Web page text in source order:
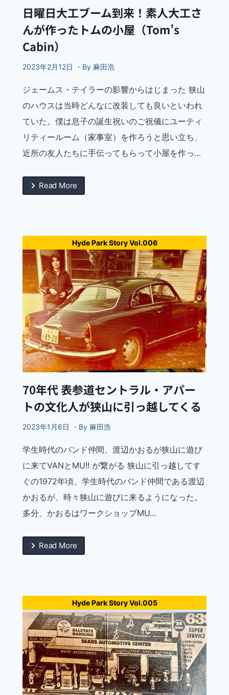
日曜日大工ブーム到来！素人大工さ
んが作ったトムの小屋（Tom’s
Cabin）
2023年2月12日 ・By 麻田浩
ジェームス・テイラーの影響からはじまった 狭山
のハウスは当時どんなに改装しても良いといわれ
ていた。僕は息子の誕生祝いのご祝儀にユーティ
リティールーム（家事室）を作ろうと思い立ち、
近所の友人たちに手伝ってもらって小屋を作っ…
Read More
Hyde Park Story Vol.006
70年代 表参道セントラル・アパー
トの文化人が狭山に引っ越してくる
2023年1月6日 ・By 麻田浩
学生時代のバンド仲間、渡辺かおるが狭山に遊び
に来てVANとMU!! が繋がる 狭山に引っ越してす
ぐの1972年頃、学生時代のバンド仲間である渡辺
かおるが、時々狭山に遊びに来るようになった。
多分、かおるはワークショップMU…
Read More
Hyde Park Story Vol.005